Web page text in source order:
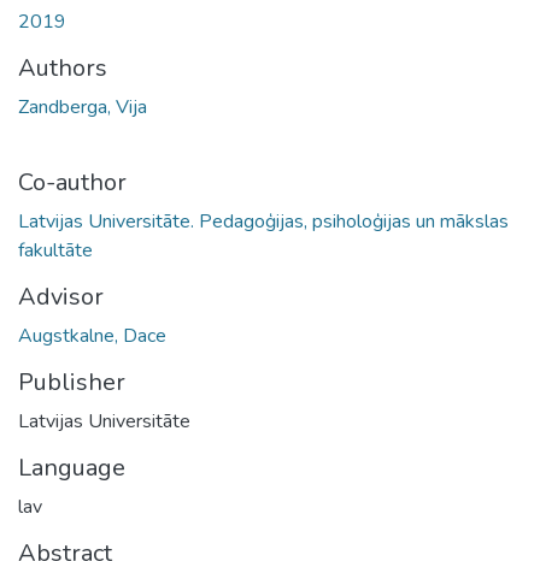
2019
Authors
Zandberga, Vija
Co-author
Latvijas Universitāte. Pedagoģijas, psiholoģijas un mākslas
fakultāte
Advisor
Augstkalne, Dace
Publisher
Latvijas Universitāte
Language
lav
Abstract